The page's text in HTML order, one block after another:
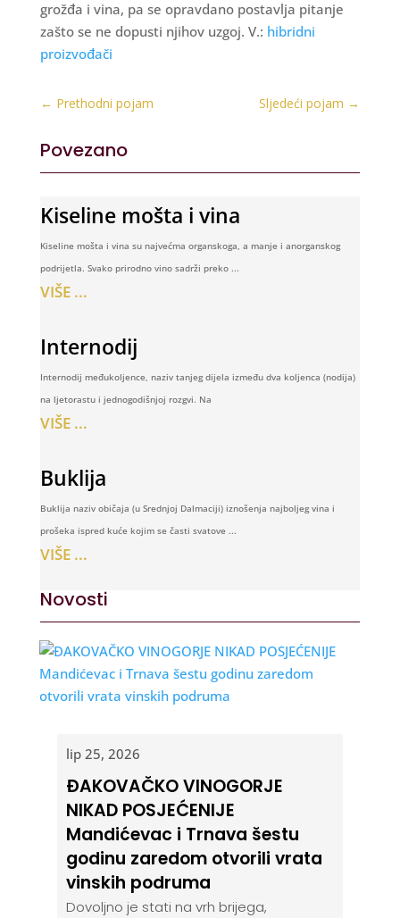
grožđa i vina, pa se opravdano postavlja pitanje
zašto se ne dopusti njihov uzgoj. V.: hibridni
proizvođači
← Prethodni pojam Sljedeći pojam →
Povezano
Kiseline mošta i vina
Kiseline mošta i vina su najvećma organskoga, a manje i anorganskog
podrijetla. Svako prirodno vino sadrži preko ...
VIŠE ...
Internodij
Internodij međukoljence, naziv tanjeg dijela između dva koljenca (nodija)
na ljetorastu i jednogodišnjoj rozgvi. Na
VIŠE ...
Buklija
Buklija naziv običaja (u Srednjoj Dalmaciji) iznošenja najboljeg vina i
prošeka ispred kuće kojim se časti svatove ...
VIŠE ...
Novosti
lip 25, 2026
ĐAKOVAČKO VINOGORJE
NIKAD POSJEĆENIJE
Mandićevac i Trnava šestu
godinu zaredom otvorili vrata
vinskih podruma
Dovoljno je stati na vrh brijega,